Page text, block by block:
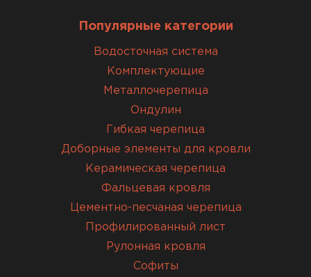
Популярные категории
Водосточная система
Комплектующие
Металлочерепица
Ондулин
Гибкая черепица
Доборные элементы для кровли
Керамическая черепица
Фальцевая кровля
Цементно-песчаная черепица
Профилированный лист
Рулонная кровля
Софиты